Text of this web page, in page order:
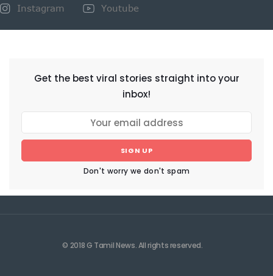
Instagram
Youtube
Get the best viral stories straight into your
inbox!
SIGN UP
Don't worry we don't spam
© 2018 G Tamil News. All rights reserved.